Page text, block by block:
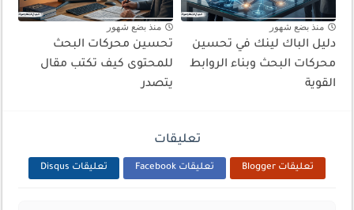
منذ بضع شهور
دليل الباك لينك في تحسين
محركات البحث وبناء الروابط
القوية
منذ بضع شهور
تحسين محركات البحث
للمحتوى كيف تكتب مقال
يتصدر
تعليقات
تعليقات Blogger تعليقات Facebook تعليقات Disqus